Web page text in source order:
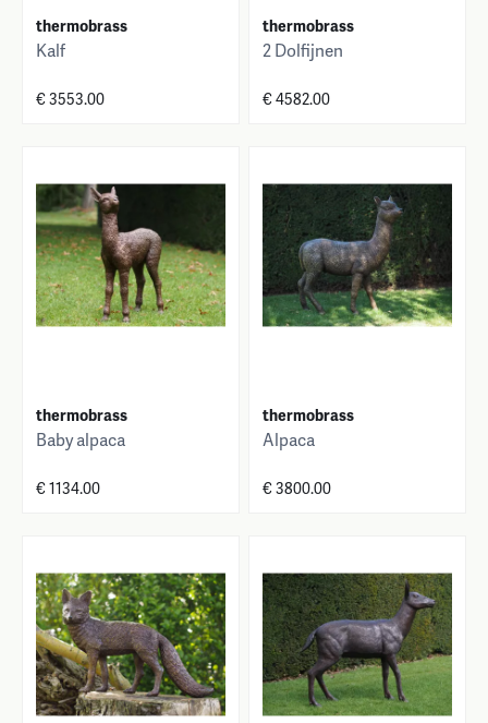
thermobrass
Kalf
€ 3553.00
thermobrass
2 Dolfijnen
€ 4582.00
thermobrass
Baby alpaca
€ 1134.00
thermobrass
Alpaca
€ 3800.00